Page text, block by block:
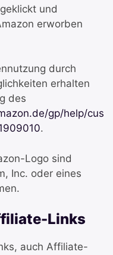
und
erworben
durch
erhalten
des
gp/help/cus
.
Logo sind
Inc. oder eines
Links
auch Affiliate-